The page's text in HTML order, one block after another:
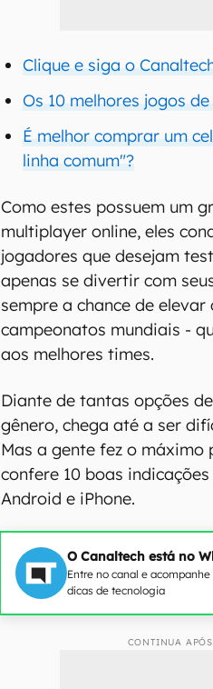
Clique e siga o
Os 10 melhores jogos
É melhor comprar um
linha comum"?
Como estes possuem um
multiplayer online, eles
jogadores que desejam
apenas se divertir com
sempre a chance de
campeonatos mundiais -
aos melhores times.
Diante de tantas opções
gênero, chega até a ser
Mas a gente fez o máximo
confere 10 boas
Android e iPhone.
O Canaltech está no
Entre no canal e
dicas de tecnologia
CONTINUA